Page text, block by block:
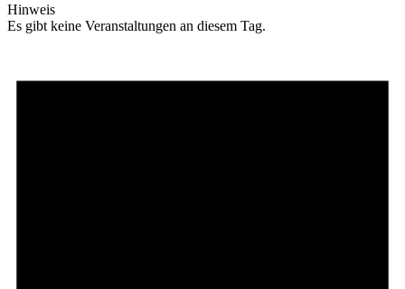
Hinweis
Es gibt keine Veranstaltungen an diesem Tag.